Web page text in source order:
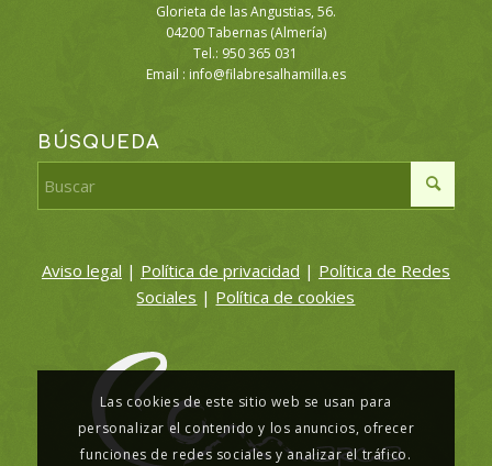
Glorieta de las Angustias, 56.
04200 Tabernas (Almería)
Tel.: 950 365 031
Email : info@filabresalhamilla.es
BÚSQUEDA
Aviso legal | Política de privacidad | Política de Redes
Sociales | Política de cookies
Las cookies de este sitio web se usan para
personalizar el contenido y los anuncios, ofrecer
funciones de redes sociales y analizar el tráfico.